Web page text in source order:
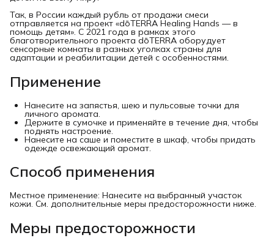
Так, в России каждый рубль от продажи смеси
отправляется на проект «dōTERRA Healing Hands — в
помощь детям». С 2021 года в рамках этого
благотворительного проекта dōTERRA оборудует
сенсорные комнаты в разных уголках страны для
адаптации и реабилитации детей с особенностями.
Применение
Нанесите на запястья, шею и пульсовые точки для
личного аромата.
Держите в сумочке и применяйте в течение дня, чтобы
поднять настроение.
Нанесите на саше и поместите в шкаф, чтобы придать
одежде освежающий аромат.
Способ применения
Местное применение: Нанесите на выбранный участок
кожи. См. дополнительные меры предосторожности ниже.
Меры предосторожности